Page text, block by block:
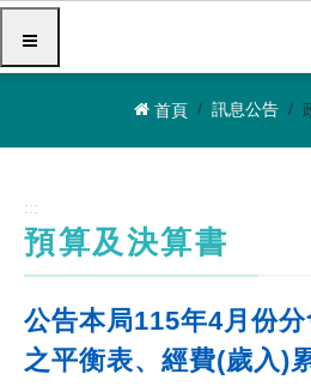
區
選單
首頁 訊息公告
:::
預算及決算書
公告本局115年4月份
之平衡表、經費(歲入)